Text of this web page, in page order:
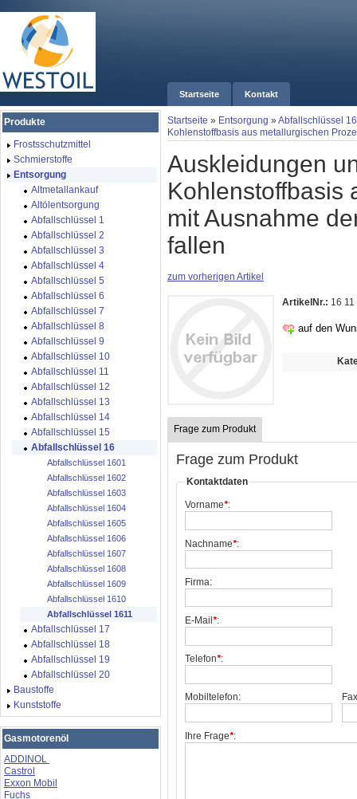
Startseite Kontakt
Startseite » Entsorgung »Abfallschlüssel 16
Kohlenstoffbasis aus metallurgischen
Auskleidungen
Kohlenstoffbasis
mit Aus­nahme
fallen
zum vorherigen Artikel
ArtikelNr.: 16 11
auf den
Frage zum Produkt
Frage zum Produkt
Kontaktdaten
Vorname*:
Nachname*:
Firma:
E-Mail *:
Telefon*:
Mobiltelefon:
Ihre Frage*:
Produkte
Frostsschutzmittel
Schmierstoffe
Entsorgung
Altmetallankauf
Altölentsorgung
Abfallschlüssel 1
Abfallschlüssel 2
Abfallschlüssel 3
Abfallschlüssel 4
Abfallschlüssel 5
Abfallschlüssel 6
Abfallschlüssel 7
Abfallschlüssel 8
Abfallschlüssel 9
Abfallschlüssel 10
Abfallschlüssel 11
Abfallschlüssel 12
Abfallschlüssel 13
Abfallschlüssel 14
Abfallschlüssel 15
Abfallschlüssel 16
Abfallschlüssel 1601
Abfallschlüssel 1602
Abfallschlüssel 1603
Abfallschlüssel 1604
Abfallschlüssel 1605
Abfallschlüssel 1606
Abfallschlüssel 1607
Abfallschlüssel 1608
Abfallschlüssel 1609
Abfallschlüssel 1610
Abfallschlüssel 1611
Abfallschlüssel 17
Abfallschlüssel 18
Abfallschlüssel 19
Abfallschlüssel 20
Baustoffe
Kunststoffe
Gasmotorenöl
ADDINOL
Castrol
Exxon Mobil
Fuchs